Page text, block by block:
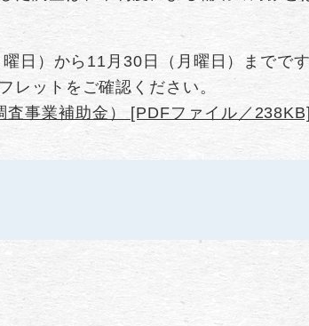
日）から11月30日（月曜日）までで
レットをご確認ください。
事業補助金） [PDFファイル／238KB]